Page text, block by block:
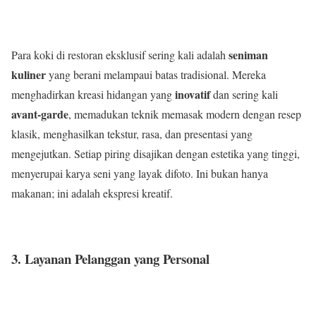
Para koki di restoran eksklusif sering kali adalahseniman
kulineryang berani melampaui batas tradisional. Mereka
menghadirkan kreasi hidangan yanginovatifdan sering kali
avant-garde, memadukan teknik memasak modern dengan resep
klasik, menghasilkan tekstur, rasa, dan presentasi yang
mengejutkan. Setiap piring disajikan dengan estetika yang tinggi,
menyerupai karya seni yang layak difoto. Ini bukan hanya
makanan; ini adalah ekspresi kreatif.
3. Layanan Pelanggan yang Personal